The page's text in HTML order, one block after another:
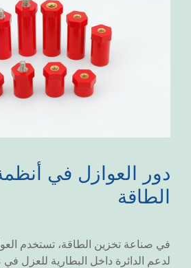
دور العوازل في
الطاقة
في صناعة تخزين الطاقة، تستخدم
لدعم الدائرة داخل البطارية للعزل